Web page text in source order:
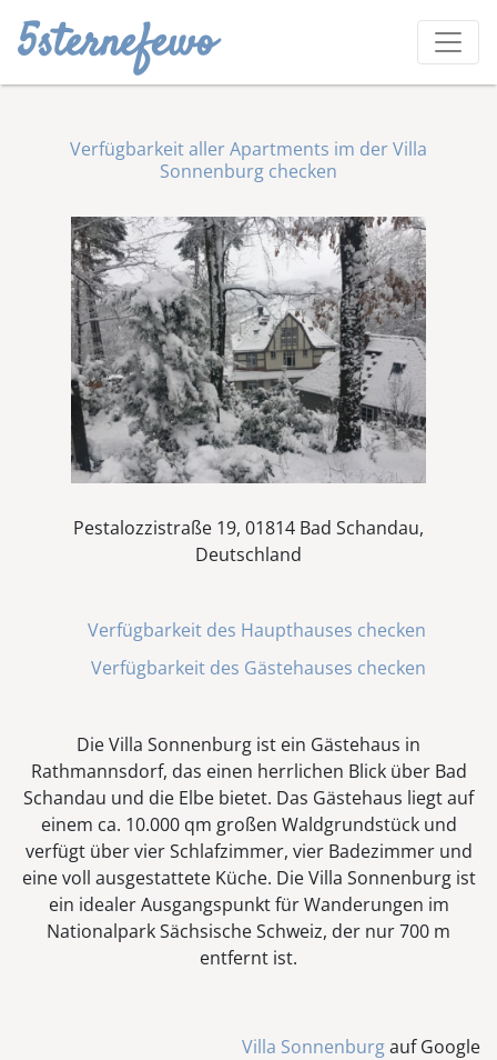
5sternefewo
Verfügbarkeit aller Apartments im der Villa
Sonnenburg checken
Pestalozzistraße 19, 01814 Bad Schandau,
Deutschland
Verfügbarkeit des Haupthauses checken
Verfügbarkeit des Gästehauses checken
Die Villa Sonnenburg ist ein Gästehaus in
Rathmannsdorf, das einen herrlichen Blick über Bad
Schandau und die Elbe bietet. Das Gästehaus liegt auf
einem ca. 10.000 qm großen Waldgrundstück und
verfügt über vier Schlafzimmer, vier Badezimmer und
eine voll ausgestattete Küche. Die Villa Sonnenburg ist
ein idealer Ausgangspunkt für Wanderungen im
Nationalpark Sächsische Schweiz, der nur 700 m
entfernt ist.
Villa Sonnenburgauf Google